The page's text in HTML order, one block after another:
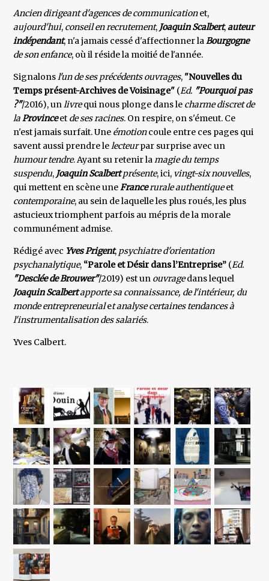
Ancien dirigeant d'agences de communicationet,
aujourd'hui, conseil en recrutement, Joaquin Scalbert,auteur
indépendant, n'a jamais cessé d'affectionner laBourgogne
de son enfance, où il réside la moitié de l'année.
Signalonsl'un de ses précédents ouvrages, "Nouvelles du
Temps présent-Archives de Voisinage" (Ed. "Pourquoi pas
?"/2016), unlivrequi nous plonge dans le charme discret de
laProvinceet de ses racines. On respire, on s'émeut. Ce
n'est jamais surfait. Une émotioncoule entre ces pages qui
savent aussi prendre lelecteurpar surprise avec un
humour tendre. Ayant su retenir lamagie du temps
suspendu, Joaquin Scalbertprésente, ici, vingt-six nouvelles,
qui mettent en scène uneFrancerurale authentiqueet
contemporaine, au sein de laquelle les plus roués, les plus
astucieux triomphent parfois au mépris de la morale
communément admise.
Rédigé avec Yves Prigent, psychiatre d'orientation
psychanalytique, “Parole et Désir dans l’Entreprise” (Ed.
"Desclée de Brouwer"/2019) est un ouvragedans lequel
Joaquin Scalbertapporte sa connaissance, de l'intérieur, du
monde entrepreneurialet analyse certaines tendances à
l'instrumentalisation des salariés.
Yves Calbert.